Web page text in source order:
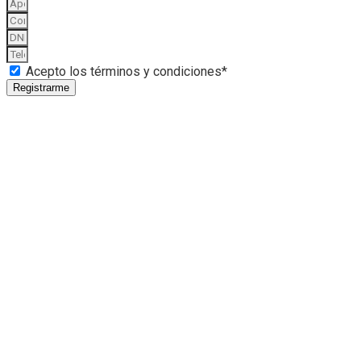
Acepto los términos y condiciones*
Registrarme